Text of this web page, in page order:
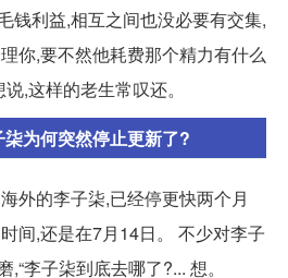
钱利益,相互之间也没必要有交集,
你,要不然他耗费那个精力有什么
,这样的老生常叹还。
为何突然停止更新了?
外的李子柒,已经停更快两个月
间,还是在7月14日。 不少对李子
李子柒到底去哪了?... 想。